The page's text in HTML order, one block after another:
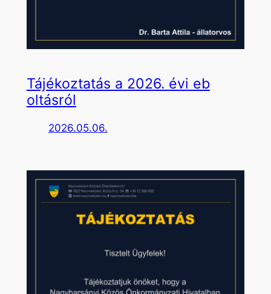
Tájékoztatás a 2026. évi eb
oltásról
2026.05.06.